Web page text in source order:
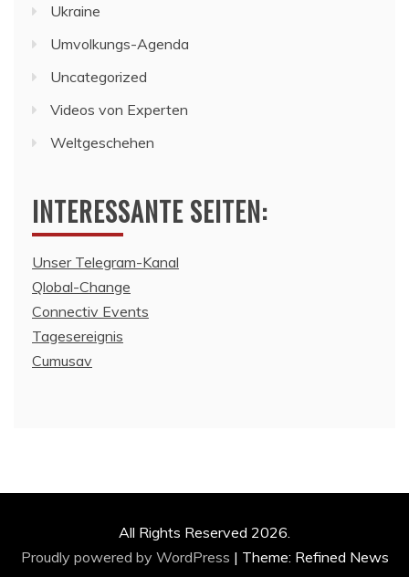
Ukraine
Umvolkungs-Agenda
Uncategorized
Videos von Experten
Weltgeschehen
INTERESSANTE SEITEN:
Unser Telegram-Kanal
Qlobal-Change
Connectiv Events
Tagesereignis
Cumusav
All Rights Reserved 2026.
Proudly powered by WordPress | Theme: Refined News